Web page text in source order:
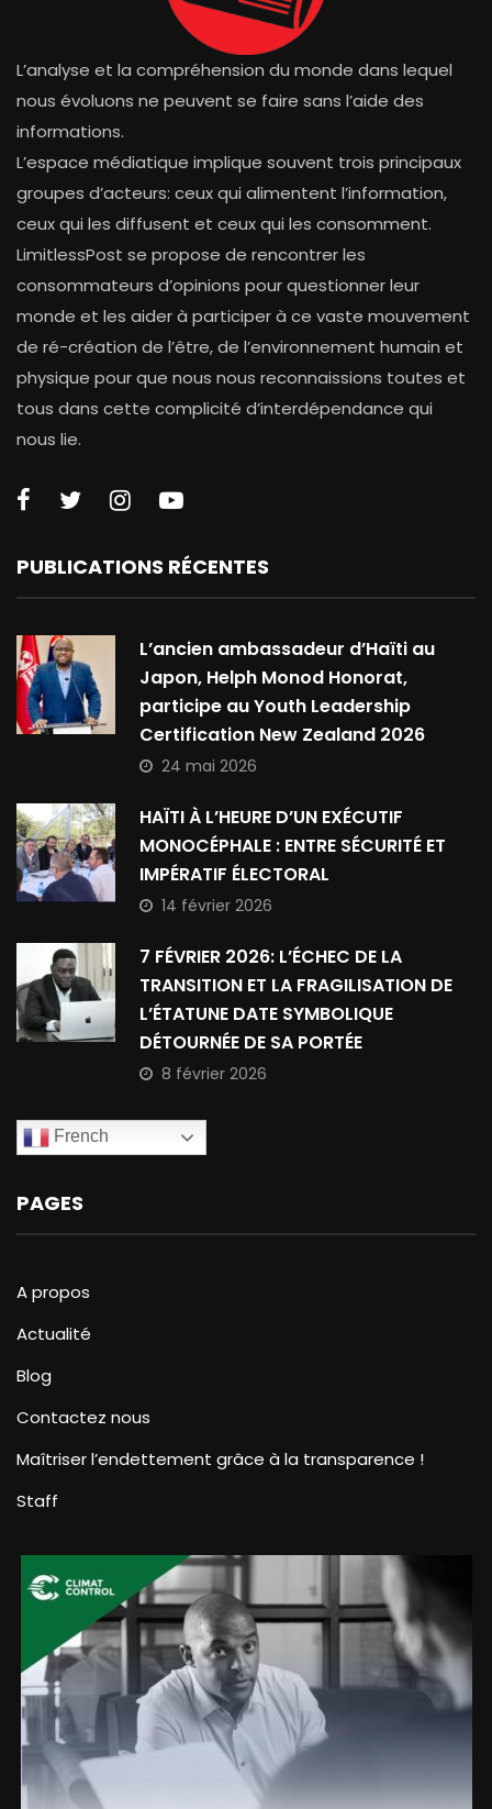
L’analyse et la compréhension du monde dans lequel
nous évoluons ne peuvent se faire sans l’aide des
informations.
L’espace médiatique implique souvent trois principaux
groupes d’acteurs: ceux qui alimentent l’information,
ceux qui les diffusent et ceux qui les consomment.
LimitlessPost se propose de rencontrer les
consommateurs d’opinions pour questionner leur
monde et les aider à participer à ce vaste mouvement
de ré-création de l’être, de l’environnement humain et
physique pour que nous nous reconnaissions toutes et
tous dans cette complicité d’interdépendance qui
nous lie.
PUBLICATIONS RÉCENTES
L’ancien ambassadeur d’Haïti au
Japon, Helph Monod Honorat,
participe au Youth Leadership
Certification New Zealand 2026
24 mai 2026
HAÏTI À L’HEURE D’UN EXÉCUTIF
MONOCÉPHALE : ENTRE SÉCURITÉ ET
IMPÉRATIF ÉLECTORAL
14 février 2026
7 FÉVRIER 2026: L’ÉCHEC DE LA
TRANSITION ET LA FRAGILISATION DE
L’ÉTATUNE DATE SYMBOLIQUE
DÉTOURNÉE DE SA PORTÉE
8 février 2026
French
PAGES
A propos
Actualité
Blog
Contactez nous
Maîtriser l’endettement grâce à la transparence !
Staff